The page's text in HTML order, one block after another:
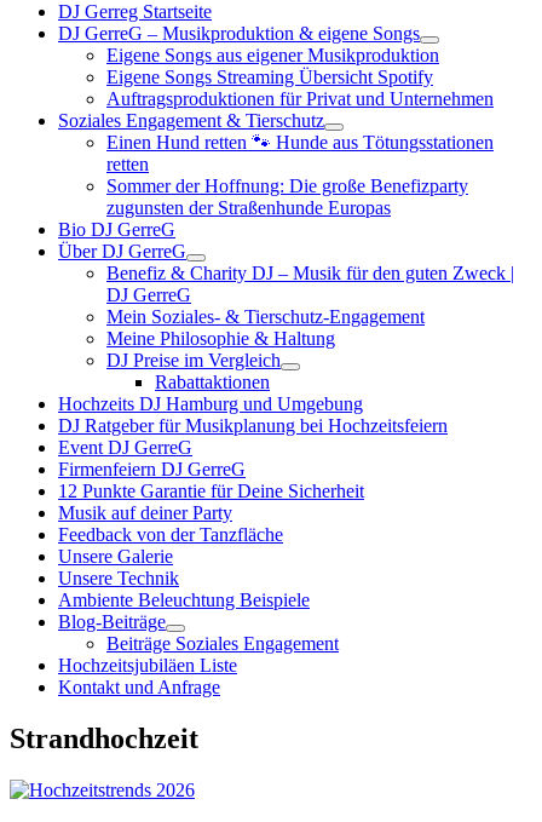
DJ Gerreg Startseite
DJ GerreG – Musikproduktion & eigene Songs
Eigene Songs aus eigener Musikproduktion
Eigene Songs Streaming Übersicht Spotify
Auftragsproduktionen für Privat und Unternehmen
Soziales Engagement & Tierschutz
Einen Hund retten 🐾 Hunde aus Tötungsstationen
retten
Sommer der Hoffnung: Die große Benefizparty
zugunsten der Straßenhunde Europas
Bio DJ GerreG
Über DJ GerreG
Benefiz & Charity DJ – Musik für den guten Zweck |
DJ GerreG
Mein Soziales- & Tierschutz-Engagement
Meine Philosophie & Haltung
DJ Preise im Vergleich
Rabattaktionen
Hochzeits DJ Hamburg und Umgebung
DJ Ratgeber für Musikplanung bei Hochzeitsfeiern
Event DJ GerreG
Firmenfeiern DJ GerreG
12 Punkte Garantie für Deine Sicherheit
Musik auf deiner Party
Feedback von der Tanzfläche
Unsere Galerie
Unsere Technik
Ambiente Beleuchtung Beispiele
Blog-Beiträge
Beiträge Soziales Engagement
Hochzeitsjubiläen Liste
Kontakt und Anfrage
Strandhochzeit